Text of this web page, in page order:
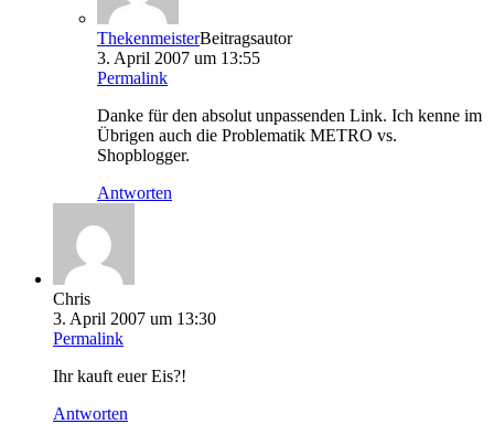
ThekenmeisterBeitragsautor
3. April 2007 um 13:55
Permalink
Danke für den absolut unpassenden Link. Ich kenne im
Übrigen auch die Problematik METRO vs.
Shopblogger.
Antworten
Chris
3. April 2007 um 13:30
Permalink
Ihr kauft euer Eis?!
Antworten